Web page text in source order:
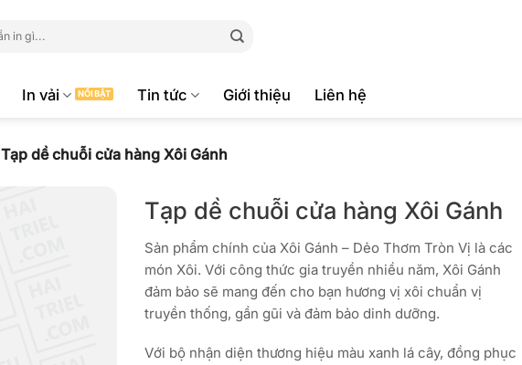
In vải Tin tức Giới thiệu Liên hệ
Tạp dề chuỗi cửa hàng Xôi Gánh
Tạp dề chuỗi cửa hàng Xôi Gánh
Sản phẩm chính của Xôi Gánh – Dẻo Thơm Tròn Vị là các
món Xôi. Với công thức gia truyền nhiều năm, Xôi Gánh
đảm bảo sẽ mang đến cho bạn hương vị xôi chuẩn vị
truyền thống, gần gũi và đảm bảo dinh dưỡng.
Với bộ nhận diện thương hiệu màu xanh lá cây, đồng phục